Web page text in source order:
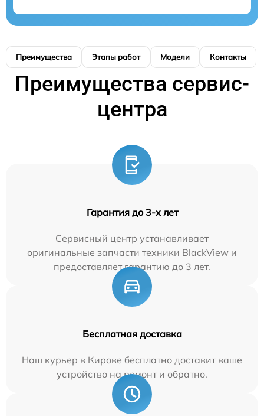
Преимущества Этапы работ Модели Контакты
Преимущества сервис-
центра
Гарантия до 3-х лет
Сервисный центр устанавливает
оригинальные запчасти техники BlackView и
предоставляет гарантию до 3 лет.
Бесплатная доставка
Наш курьер в Кирове бесплатно доставит ваше
устройство на ремонт и обратно.